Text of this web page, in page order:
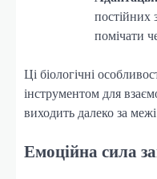
постійних
помічати
Ці біологічні
інструментом для
виходить далеко за межі
Емоційна сила